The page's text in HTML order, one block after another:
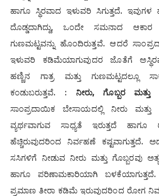
ಹಾಗೂ ಸ್ಥಿರವಾದ ಇಳುವರಿ ಸಿಗುತ್ತದೆ. ಇವುಗಳ
ದೊಡ್ಡದಾಗಿದ್ದು, ಒಂದೇ ಸಮನಾದ ಆಕಾರ
ಗುಣಮಟ್ಟವನ್ನು ಹೊಂದಿರುತ್ತವೆ. ಆದರೆ
ಇಳುವರಿ ಕಡಿಮೆಯಾಗುವುದರ ಜೊತೆಗೆ
ಹಣ್ಣಿನ ಗಾತ್ರ ಮತ್ತು ಗುಣಮಟ್ಟದಲ್ಲೂ
ಕಂಡುಬರುತ್ತವೆ. : ​ನೀರು, ಗೊಬ್ಬರ
ಸಾಂಪ್ರದಾಯಿಕ ಬೇಸಾಯದಲ್ಲಿ ನೀರು ಮತ್ತು
ವ್ಯರ್ಥವಾಗುವ ಸಾಧ್ಯತೆ ಇರುತ್ತದೆ
ಹೆಚ್ಚಿರುವುದರಿಂದ ನಿರ್ವಹಣೆ ಕಷ್ಟವಾಗುತ್ತದೆ.
ಸಸಿಗಳಿಗೆ ನೀಡುವ ನೀರು ಮತ್ತು ಗೊಬ್ಬರವು
ಹಾಗೂ ಪರಿಣಾಮಕಾರಿಯಾಗಿ
ಪ್ರಮಾಣ ತೀರಾ ಕಡಿಮೆ ಇರುವುದರಿಂದ ರೋಗ